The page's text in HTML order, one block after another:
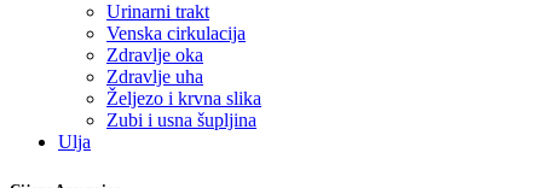
Urinarni trakt
Venska cirkulacija
Zdravlje oka
Zdravlje uha
Željezo i krvna slika
Zubi i usna šupljina
Ulja